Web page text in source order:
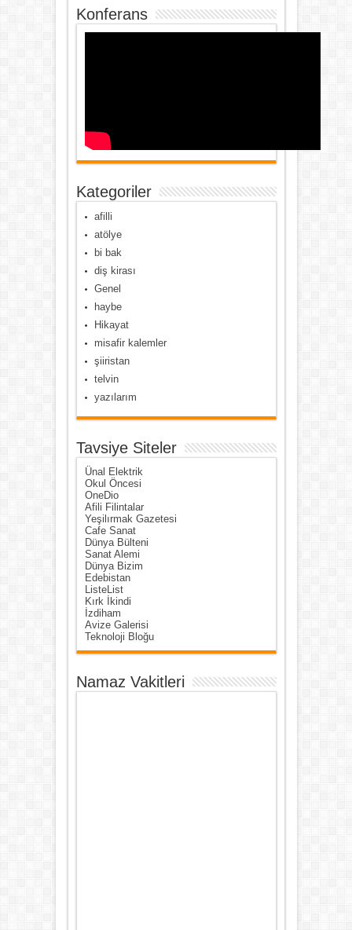
Konferans
Kategoriler
afilli
atölye
bi bak
diş kirası
Genel
haybe
Hikayat
misafir kalemler
şiiristan
telvin
yazılarım
Tavsiye Siteler
Ünal Elektrik
Okul Öncesi
OneDio
Afili Filintalar
Yeşilırmak Gazetesi
Cafe Sanat
Dünya Bülteni
Sanat Alemi
Dünya Bizim
Edebistan
ListeList
Kırk İkindi
İzdiham
Avize Galerisi
Teknoloji Bloğu
Namaz Vakitleri